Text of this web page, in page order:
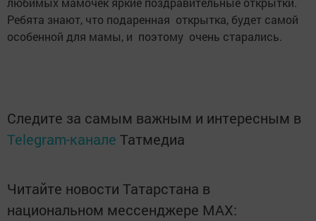
Ребята знают, что подаренная открытка, будет самой
особенной для мамы, и поэтому очень старались.
Следите за самым важным и интересным в
Telegram-канале Татмедиа
Читайте новости Татарстана в
национальном мессенджере MАХ: